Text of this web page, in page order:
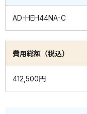
AD-HEH44NA-C
費用総額（税込）
412,500円